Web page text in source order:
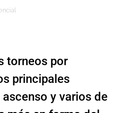
torneos por
principales
y varios de